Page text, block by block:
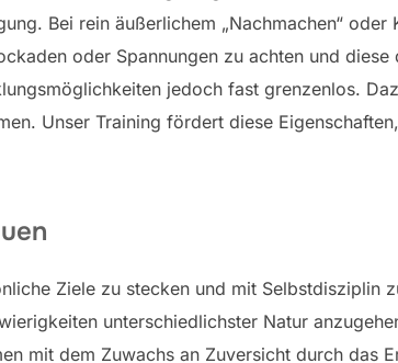
Bei rein äußerlichem „Nachmachen“
oder Spannungen zu achten und
jedoch fast grenzenlos.
Unser Training fördert diese
Ziele zu stecken und mit Selbstdisziplin
unterschiedlichster Natur
mit dem Zuwachs an Zuversicht durch das